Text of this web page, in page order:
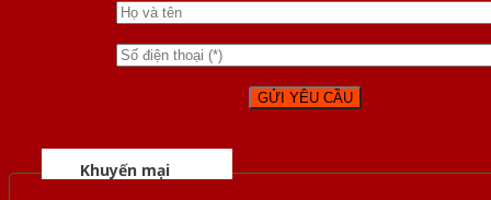
Khuyến mại